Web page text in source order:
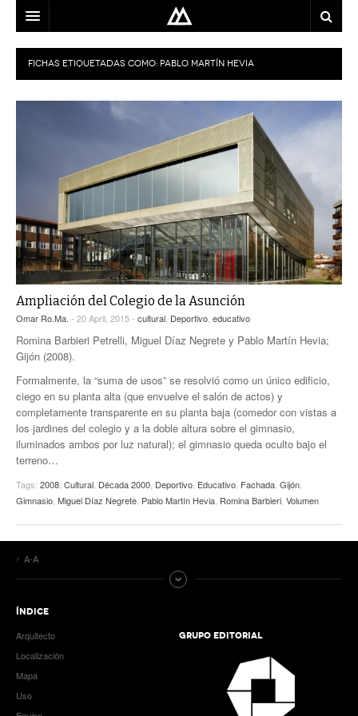
ARQUITECTO
LOCALIZACIÓN
EQUIPO
CONTACTO
FICHAS ETIQUETADAS COMO: PABLO MARTÍN HEVIA
Ampliación del Colegio de la Asunción
Omar Ro.Ma. - 20 April, 2015 - cultural Deportivo educativo
Romina Barbieri Petrelli, Miguel Díaz Negrete y Pablo Martín Hevia;
Gijón (2008).
Formalmente, la “suma de usos” se resolvió como un único edificio,
ciego en su planta alta (que envuelve el salón de actos) y
completamente transparente en su planta baja (comedor con vistas a
los jardines del colegio y a la doble altura sobre el gimnasio,
iluminados ambos por luz natural); el gimnasio queda oculto bajo el
terreno…
Tags: 2008 Cultural Década 2000 Deportivo Educativo Fachada Gijón
Gimnasio Miguel Díaz Negrete Pablo Martín Hevia Romina Barbieri Volumen
A-A
ÍNDICE
Arquitecto
Localización
Mapa
Uso
GRUPO EDITORIAL